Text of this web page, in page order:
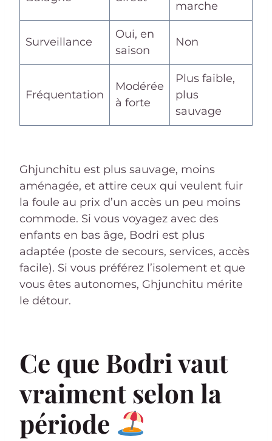
marche
Surveillance
Oui, en
saison
Non
Fréquentation
Modérée
à forte
Plus faible,
plus
sauvage
Ghjunchitu est plus sauvage, moins
aménagée, et attire ceux qui veulent fuir
la foule au prix d’un accès un peu moins
commode. Si vous voyagez avec des
enfants en bas âge, Bodri est plus
adaptée (poste de secours, services, accès
facile). Si vous préférez l’isolement et que
vous êtes autonomes, Ghjunchitu mérite
le détour.
Ce que Bodri vaut
vraiment selon la
période